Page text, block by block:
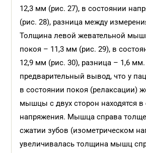
12,3 мм (рис. 27), в состоянии
(рис. 28), разница между
Толщина левой жевательной
покоя – 11,3 мм (рис. 29), в
12,9 мм (рис. 30), разница – 1,6
предварительный вывод, что у
в состоянии покоя (релаксации)
мышцы с двух сторон находятся в
напряжения. Мышца справа
сжатии зубов (изометрическом
увеличивалась толщина мышц